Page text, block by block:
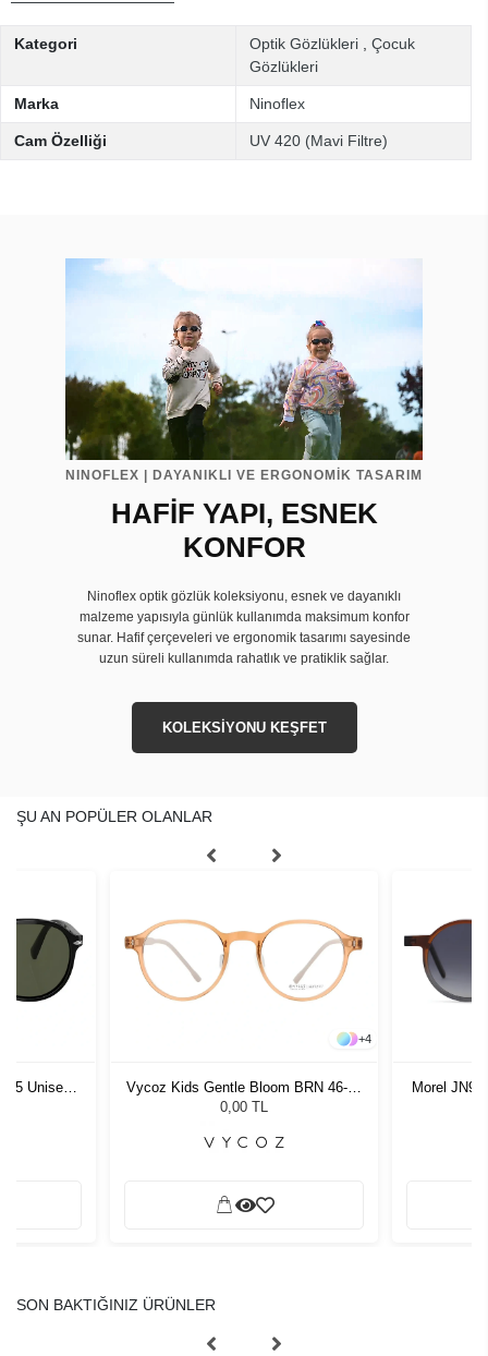
Kategori Optik Gözlükleri
Çocuk
Gözlükleri
Marka Ninoflex
Cam Özelliği UV 420 (Mavi Filtre)
NINOFLEX | DAYANIKLI VE ERGONOMİK TASARIM
HAFİF YAPI, ESNEK
KONFOR
Ninoflex optik gözlük koleksiyonu, esnek ve dayanıklı
malzeme yapısıyla günlük kullanımda maksimum konfor
sunar. Hafif çerçeveleri ve ergonomik tasarımı sayesinde
uzun süreli kullanımda rahatlık ve pratiklik sağlar.
KOLEKSİYONU KEŞFET
ŞU AN POPÜLER OLANLAR
55 Unisex
+4
Vycoz Kids Gentle Bloom BRN 46-19
135
0,00 TL
Morel
SON BAKTIĞINIZ ÜRÜNLER